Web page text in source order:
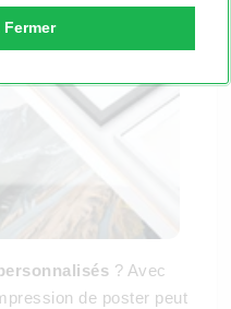
? Avec
de poster peut